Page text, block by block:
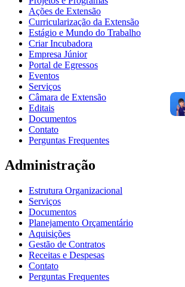
Ações de Extensão
Curricularização da Extensão
Estágio e Mundo do Trabalho
Criar Incubadora
Empresa Júnior
Portal de Egressos
Eventos
Serviços
Câmara de Extensão
Editais
Documentos
Contato
Perguntas Frequentes
Administração
Estrutura Organizacional
Serviços
Documentos
Planejamento Orçamentário
Aquisições
Gestão de Contratos
Receitas e Despesas
Contato
Perguntas Frequentes